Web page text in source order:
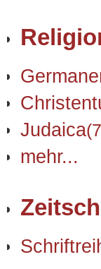
Judaica
mehr...